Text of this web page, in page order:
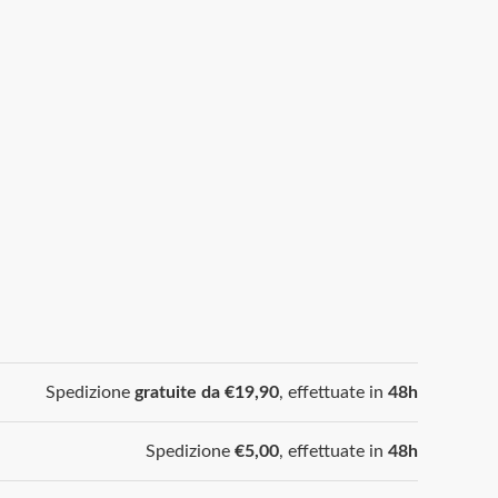
Spedizione gratuite da €19,90, effettuate in 48h
Spedizione €5,00, effettuate in 48h